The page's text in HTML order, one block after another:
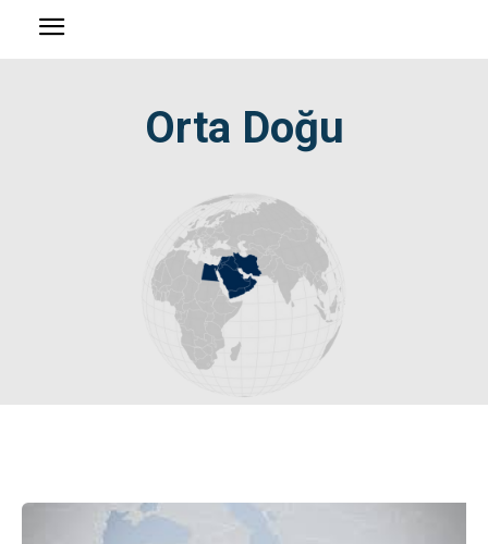
Orta Doğu